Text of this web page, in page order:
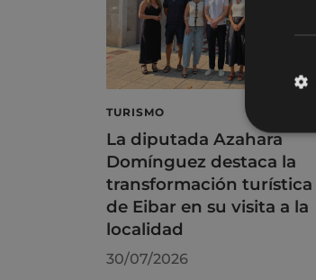
TURISMO
La diputada Azahara
Domínguez destaca la
transformación turística
de Eibar en su visita a la
localidad
30/07/2026